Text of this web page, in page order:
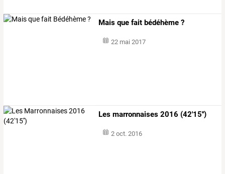
Mais que fait bédéhème ?
22 mai 2017
Les marronnaises 2016 (42'15'')
2 oct. 2016